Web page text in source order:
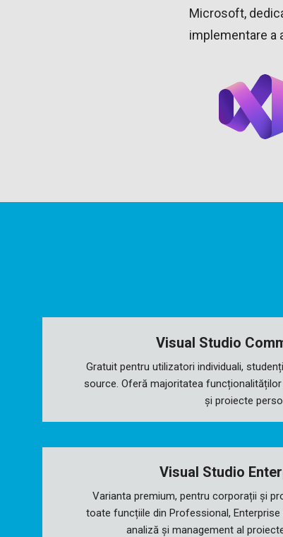
Microsoft,
implementare a
Visual Studio
Gratuit pentru utilizatori individuali,
source. Oferă majoritatea
și proiecte
Visual Studio
Varianta premium, pentru corporații și
toate funcțiile din Professional,
analiză și management al